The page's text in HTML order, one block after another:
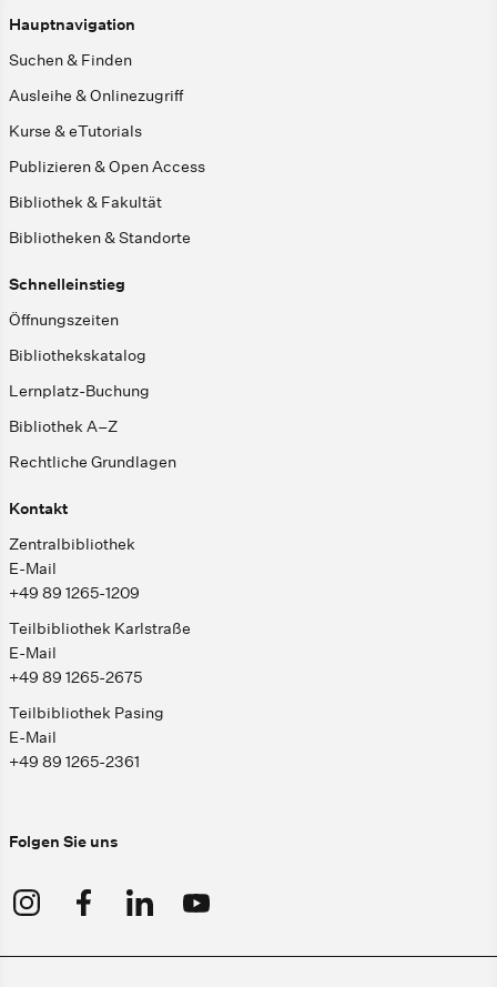
Hauptnavigation
Suchen & Finden
Ausleihe & Onlinezugriff
Kurse & eTutorials
Publizieren & Open Access
Bibliothek & Fakultät
Bibliotheken & Standorte
Schnelleinstieg
Öffnungszeiten
Bibliothekskatalog
Lernplatz-Buchung
Bibliothek A–Z
Rechtliche Grundlagen
Kontakt
Zentralbibliothek
E-Mail
+49 89 1265-1209
Teilbibliothek Karlstraße
E-Mail
+49 89 1265-2675
Teilbibliothek Pasing
E-Mail
+49 89 1265-2361
Folgen Sie uns